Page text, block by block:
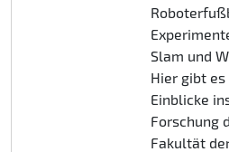
Slam und
Hier gibt
Einblicke
Forschung
Fakultät